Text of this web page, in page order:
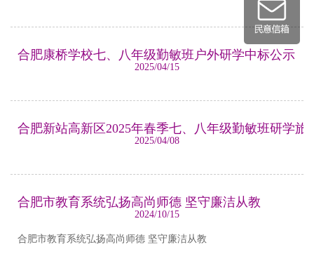
合肥康桥学校七、八年级勤敏班户外研学中标公示
2025/04/15
合肥新站高新区2025年春季七、八年级勤敏班研学
2025/04/08
合肥市教育系统弘扬高尚师德 坚守廉洁从教
2024/10/15
合肥市教育系统弘扬高尚师德 坚守廉洁从教